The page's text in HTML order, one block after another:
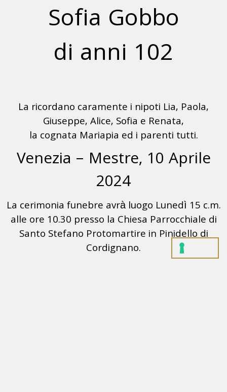
Sofia Gobbo
di anni 102
La ricordano caramente i nipoti Lia, Paola,
Giuseppe, Alice, Sofia e Renata,
la cognata Mariapia ed i parenti tutti.
Venezia – Mestre, 10 Aprile
2024
La cerimonia funebre avrà luogo Lunedì 15 c.m.
alle ore 10.30 presso la Chiesa Parrocchiale di
Santo Stefano Protomartire in Pinidello di
Cordignano.